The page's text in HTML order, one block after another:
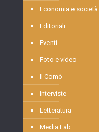
Economia e società
Editoriali
Eventi
Foto e video
Il Comò
Interviste
Letteratura
Media Lab